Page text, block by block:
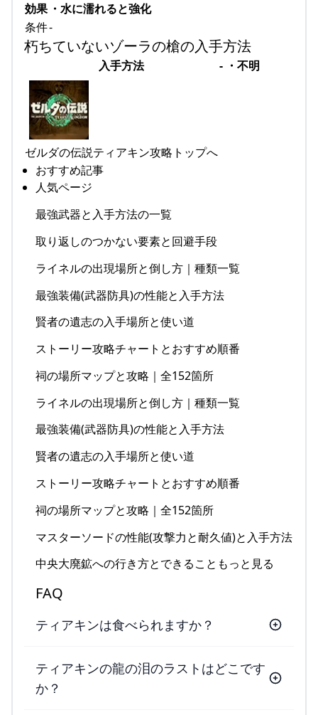
効果 ・水に濡れると強化
条件-
朽ちていないゾーラの槍の入手方法
入手方法 - ・不明
ゼルダの伝説ティアキン攻略トップへ
おすすめ記事
人気ページ
最強武器と入手方法の一覧
取り返しのつかない要素と回避手段
ライネルの出現場所と倒し方｜種類一覧
最強装備(武器防具)の性能と入手方法
賢者の遺志の入手場所と使い道
ストーリー攻略チャートとおすすめ順番
祠の場所マップと攻略｜全152箇所
ライネルの出現場所と倒し方｜種類一覧
最強装備(武器防具)の性能と入手方法
賢者の遺志の入手場所と使い道
ストーリー攻略チャートとおすすめ順番
祠の場所マップと攻略｜全152箇所
マスターソードの性能(攻撃力と耐久値)と入手方法
中央大廃鉱への行き方とできることもっと見る
FAQ
ティアキンは食べられますか？
ティアキンの龍の泪のラストはどこです
か？